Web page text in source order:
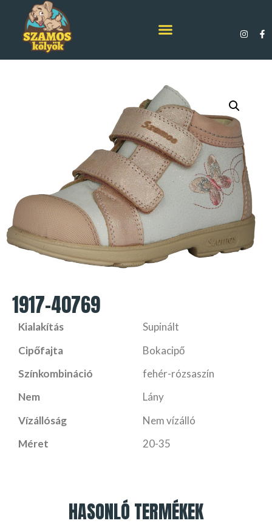
1917-40769
Kialakítás
Supinált
Cipőfajta
Bokacipő
Színkombináció
fehér-rózsaszín
Nem
Lány
Vízállóság
Nem vízálló
Méret
20-35
HASONLÓ TERMÉKEK